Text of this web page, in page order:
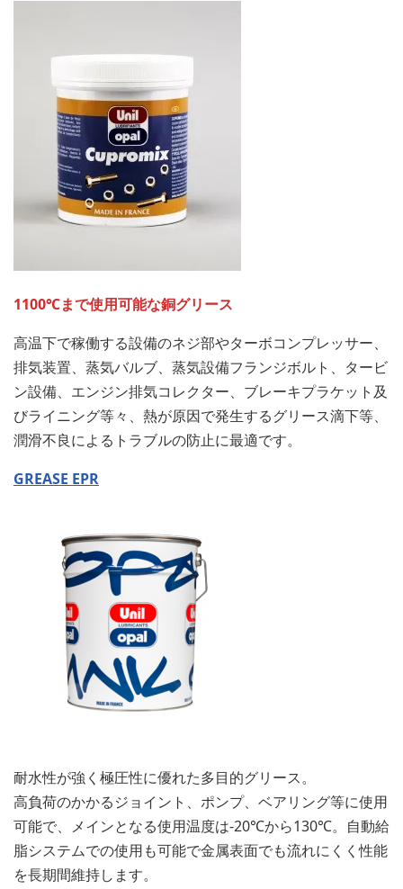
1100℃まで使用可能な銅グリース
高温下で稼働する設備のネジ部やターボコンプレッサー、
排気装置、蒸気バルブ、蒸気設備フランジボルト、タービ
ン設備、エンジン排気コレクター、ブレーキプラケット及
びライニング等々、熱が原因で発生するグリース滴下等、
潤滑不良によるトラブルの防止に最適です。
GREASE EPR
耐水性が強く極圧性に優れた多目的グリース。
高負荷のかかるジョイント、ポンプ、ベアリング等に使用
可能で、メインとなる使用温度は-20℃から130℃。自動給
脂システムでの使用も可能で金属表面でも流れにくく性能
を長期間維持します。